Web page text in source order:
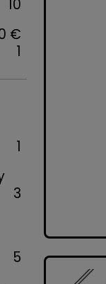
10
€
1
1
3
5